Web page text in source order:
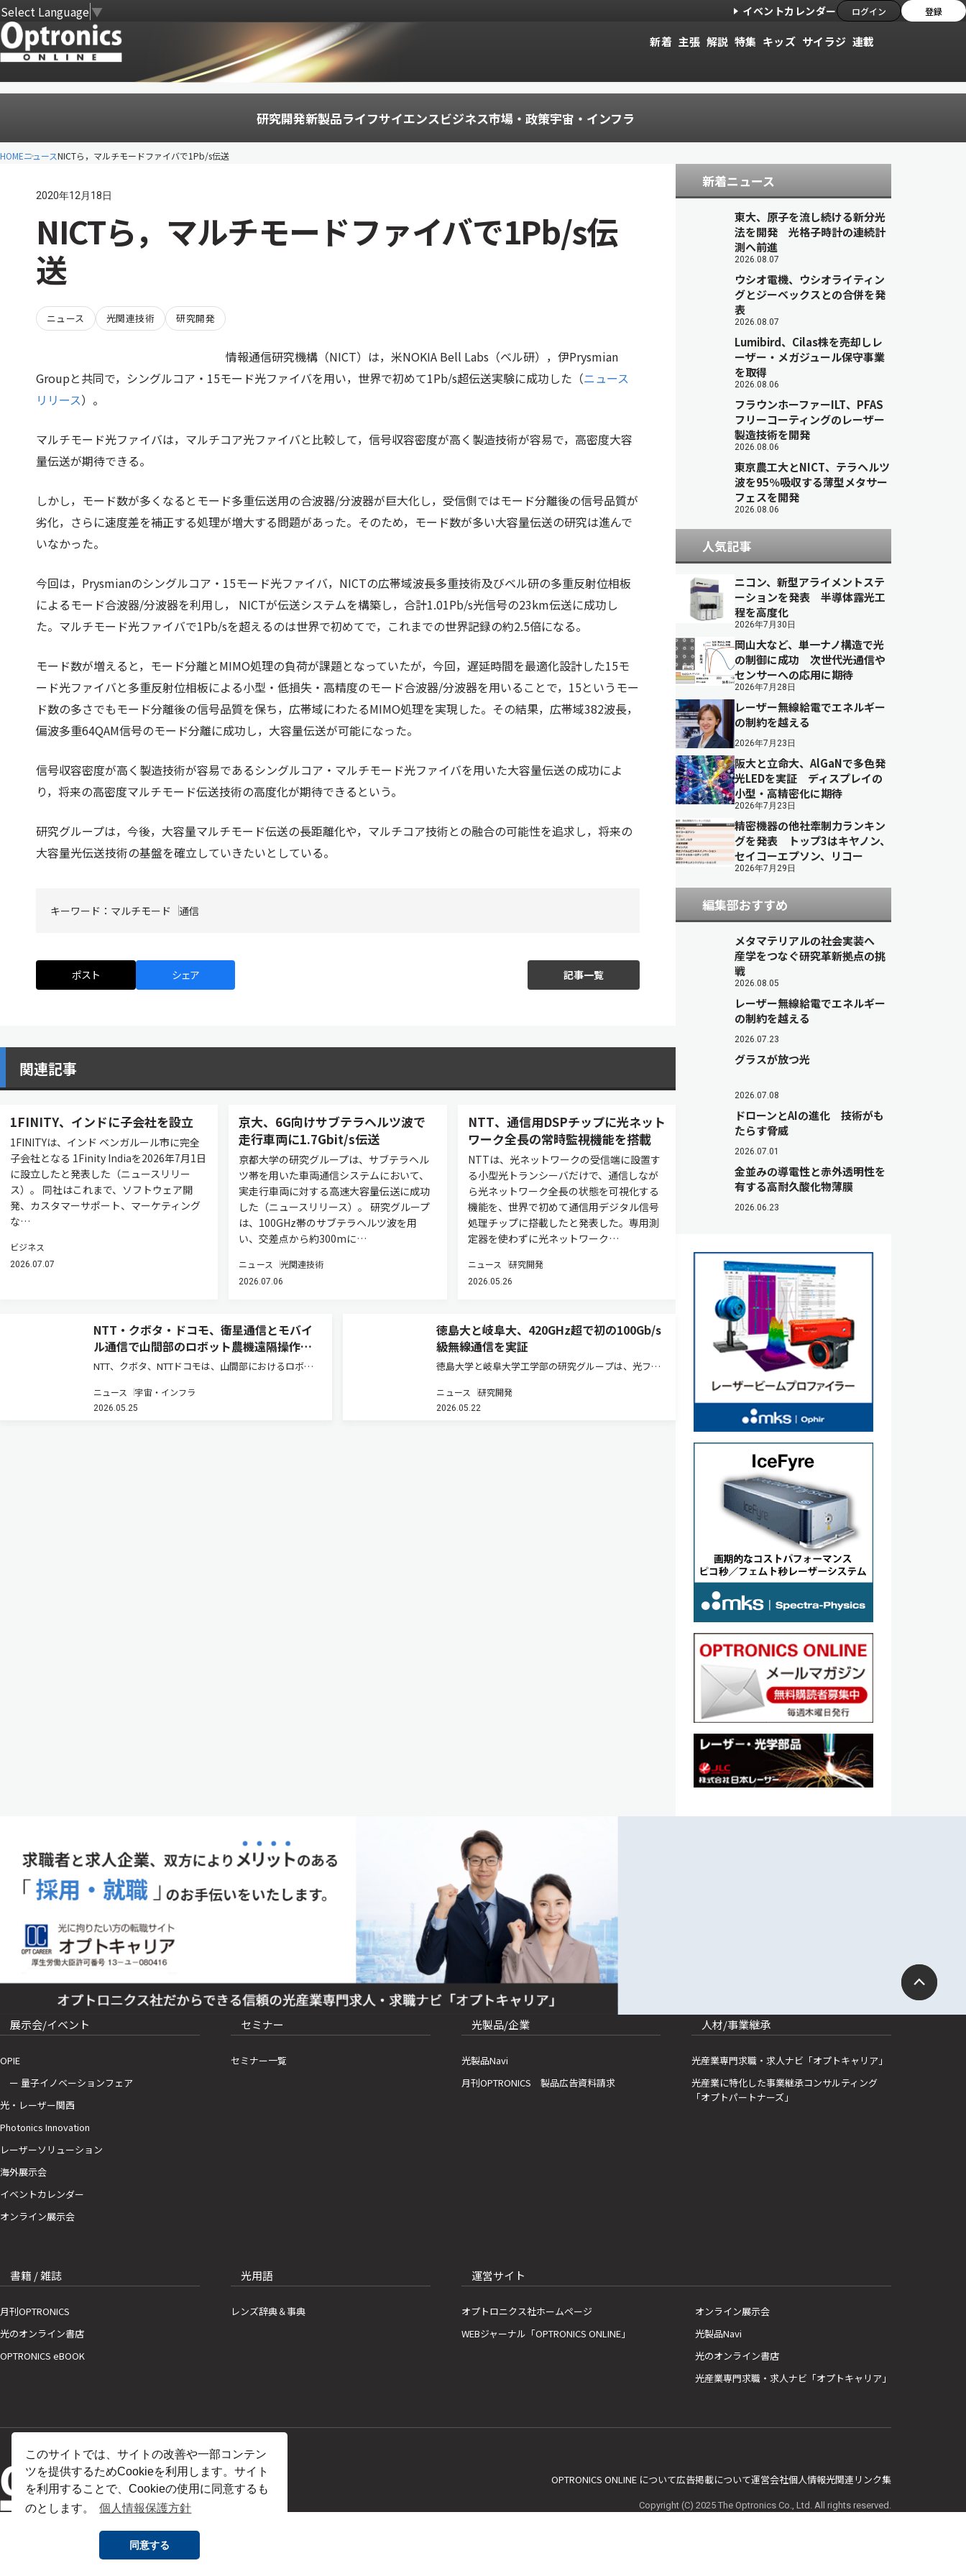
このサイトでは、サイトの改善や一部コンテン
ツを提供するためCookieを利用します。サイト
を利用することで、Cookieの使用に同意するも
のとします。
個人情報保護方針
同意する
Select Language▼ イベントカレンダー ログイン 登録
新着 主張 解説 特集 キッズ サイラジ 連載
研究開発新製品ライフサイエンスビジネス市場・政策宇宙・インフラ
HOMEニュースNICTら，マルチモードファイバで1Pb/s伝送
2020年12月18日
NICTら，マルチモードファイバで1Pb/s伝
送
ニュース 光関連技術 研究開発
情報通信研究機構（NICT）は，米NOKIA Bell Labs（ベル研），伊Prysmian
Groupと共同で，シングルコア・15モード光ファイバを用い，世界で初めて1Pb/s超伝送実験に成功した（ニュース
リリース）。
マルチモード光ファイバは，マルチコア光ファイバと比較して，信号収容密度が高く製造技術が容易で，高密度大容
量伝送が期待できる。
しかし，モード数が多くなるとモード多重伝送用の合波器/分波器が巨大化し，受信側ではモード分離後の信号品質が
劣化，さらに速度差を補正する処理が増大する問題があった。そのため，モード数が多い大容量伝送の研究は進んで
いなかった。
今回は，Prysmianのシングルコア・15モード光ファイバ，NICTの広帯域波長多重技術及びベル研の多重反射位相板
によるモード合波器/分波器を利用し， NICTが伝送システムを構築し，合計1.01Pb/s光信号の23km伝送に成功し
た。マルチモード光ファイバで1Pb/sを超えるのは世界で初めてで，これまでの世界記録の約2.5倍になる。
モード数が増えると，モード分離とMIMO処理の負荷が課題となっていたが，今回，遅延時間を最適化設計した15モ
ード光ファイバと多重反射位相板による小型・低損失・高精度のモード合波器/分波器を用いることで，15というモー
ド数の多さでもモード分離後の信号品質を保ち，広帯域にわたるMIMO処理を実現した。その結果，広帯域382波長，
偏波多重64QAM信号のモード分離に成功し，大容量伝送が可能になった。
信号収容密度が高く製造技術が容易であるシングルコア・マルチモード光ファイバを用いた大容量伝送の成功によ
り，将来の高密度マルチモード伝送技術の高度化が期待できるという。
研究グループは，今後，大容量マルチモード伝送の長距離化や，マルチコア技術との融合の可能性を追求し，将来の
大容量光伝送技術の基盤を確立していきたいとしている。
キーワード： マルチモード 通信
ポスト シェア 記事一覧
関連記事
1FINITY、インドに子会社を設立
1FINITYは、インド ベンガルール市に完全
子会社となる 1Finity Indiaを2026年7月1日
に設立したと発表した（ニュースリリー
ス）。 同社はこれまで、ソフトウェア開
発、カスタマーサポート、マーケティング
な…
ビジネス
2026.07.07
京大、6G向けサブテラヘルツ波で
走行車両に1.7Gbit/s伝送
京都大学の研究グループは、サブテラヘル
ツ帯を用いた車両通信システムにおいて、
実走行車両に対する高速大容量伝送に成功
した（ニュースリリース）。 研究グループ
は、100GHz帯のサブテラヘルツ波を用
い、交差点から約300mに…
ニュース 光関連技術
2026.07.06
NTT、通信用DSPチップに光ネット
ワーク全長の常時監視機能を搭載
NTTは、光ネットワークの受信端に設置す
る小型光トランシーバだけで、通信しなが
ら光ネットワーク全長の状態を可視化する
機能を、世界で初めて通信用デジタル信号
処理チップに搭載したと発表した。専用測
定器を使わずに光ネットワーク…
ニュース 研究開発
2026.05.26
NTT・クボタ・ドコモ、衛星通信とモバイ
ル通信で山間部のロボット農機遠隔操作を
実証
NTT、クボタ、NTTドコモは、山間部におけるロボッ
送の継続性を実現する共同実証実験を実施し、モバイ
ル通信と衛星通信を組み合わせた通信制御、および映
ニュース 宇宙・インフラ
2026.05.25
徳島大と岐阜大、420GHz超で初の100Gb/s
級無線通信を実証
徳島大学と岐阜大学工学部の研究グループは、光ファ
と多値変調技術を組み合わせたマイクロ光コム駆動型
テラヘルツ通信システムを開発した（ニュースリリー
ニュース 研究開発
2026.05.22
新着ニュース
東大、原子を流し続ける新分光
法を開発 光格子時計の連続計
測へ前進
2026.08.07
ウシオ電機、ウシオライティン
グとジーベックスとの合併を発
表
2026.08.07
Lumibird、Cilas株を売却しレ
ーザー・メガジュール保守事業
を取得
2026.08.06
フラウンホーファーILT、PFAS
フリーコーティングのレーザー
製造技術を開発
2026.08.06
東京農工大とNICT、テラヘルツ
波を95％吸収する薄型メタサー
フェスを開発
2026.08.06
人気記事
ニコン、新型アライメントステ
ーションを発表 半導体露光工
程を高度化
2026年7月30日
岡山大など、単一ナノ構造で光
の制御に成功 次世代光通信や
センサーへの応用に期待
2026年7月28日
レーザー無線給電でエネルギー
の制約を越える
2026年7月23日
阪大と立命大、AlGaNで多色発
光LEDを実証 ディスプレイの
小型・高精密化に期待
2026年7月23日
精密機器の他社牽制力ランキン
グを発表 トップ3はキヤノン、
セイコーエプソン、リコー
2026年7月29日
編集部おすすめ
メタマテリアルの社会実装へ
産学をつなぐ研究革新拠点の挑
戦
2026.08.05
レーザー無線給電でエネルギー
の制約を越える
2026.07.23
グラスが放つ光
2026.07.08
ドローンとAIの進化 技術がも
たらす脅威
2026.07.01
金並みの導電性と赤外透明性を
有する高耐久酸化物薄膜
2026.06.23
展示会/イベント
OPIE
ー 量子イノベーションフェア
光・レーザー関西
Photonics Innovation
レーザーソリューション
海外展示会
イベントカレンダー
オンライン展示会
セミナー
セミナー一覧
光製品/企業
光製品Navi
月刊OPTRONICS 製品広告資料請求
人材/事業継承
光産業専門求職・求人ナビ「オプトキャリア」
光産業に特化した事業継承コンサルティング
「オプトパートナーズ」
書籍 / 雑誌
月刊OPTRONICS
光のオンライン書店
OPTRONICS eBOOK
光用語
レンズ辞典＆事典
運営サイト
オプトロニクス社ホームページ
WEBジャーナル「OPTRONICS ONLINE」
オンライン展示会
光製品Navi
光のオンライン書店
光産業専門求職・求人ナビ「オプトキャリア」
OPTRONICS ONLINE について広告掲載について運営会社個人情報光関連リンク集
Copyright (C) 2025 The Optronics Co., Ltd. All rights reserved.